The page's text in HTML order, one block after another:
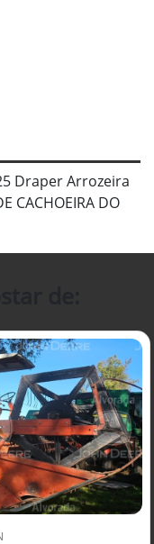
Draper Arrozeira
CACHOEIRA DO